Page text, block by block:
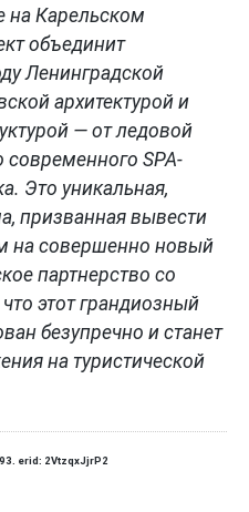
на Карельском
объединит
Ленинградской
архитектурой и
— от ледовой
SPA-
Это уникальная,
призванная вывести
на совершенно новый
партнерство со
этот грандиозный
безупречно и станет
на туристической
erid: 2VtzqxJjrP2